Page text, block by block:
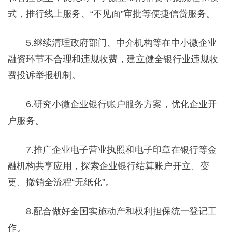
式，推行线上服务、“不见面”审批等便捷信贷服务。
5.继续清理政府部门、中介机构等在中小微企业
融资环节不合理和违规收费，建立健全银行业违规收
费投诉举报机制。
6.研究小微企业银行账户服务方案，优化企业开
户服务。
7.推广企业电子营业执照和电子印章在银行等金
融机构共享应用，探索企业银行结算账户开立、变
更、撤销全流程“无纸化”。
8.配合做好全国实施动产和权利担保统一登记工
作。